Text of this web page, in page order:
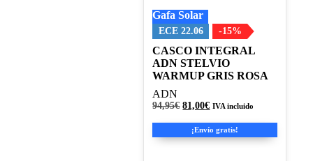
Gafa Solar
ECE 22.06 -15%
CASCO INTEGRAL
ADN STELVIO
WARMUP GRIS ROSA
ADN
94,95€ El
original
era:
81,00€El
actual
es:
IVA incluido
¡Envío gratis!
variantes.
Las
opciones
se
pueden
elegir
en
la
producto